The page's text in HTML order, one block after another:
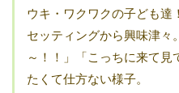
ウキ・ワクワクの子ども達
セッティングから興味津々
～！！」「こっちに来て見
たくて仕方ない様子。